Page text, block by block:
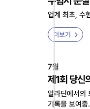
업계 최초, 수
더보기
7월
제1회 당신
알라딘에서의
기록을 보여줌.